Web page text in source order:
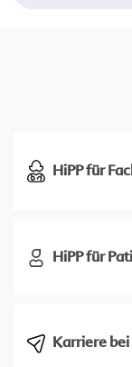
HiPP für
HiPP für
Karriere bei